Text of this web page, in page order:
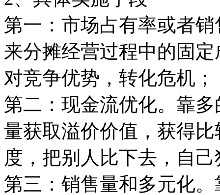
第一：市场占有率或者
来分摊经营过程中的固
对竞争优势，转化危机；
第二：现金流优化。靠
量获取溢价价值，获得
度，把别人比下去，自
第三：销售量和多元化